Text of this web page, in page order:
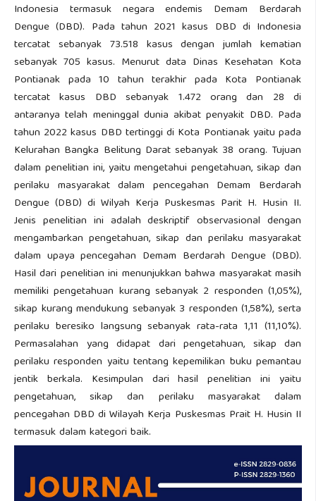
Indonesia termasuk negara endemis Demam Berdarah
Dengue (DBD). Pada tahun 2021 kasus DBD di Indonesia
tercatat sebanyak 73.518 kasus dengan jumlah kematian
sebanyak 705 kasus. Menurut data Dinas Kesehatan Kota
Pontianak pada 10 tahun terakhir pada Kota Pontianak
tercatat kasus DBD sebanyak 1.472 orang dan 28 di
antaranya telah meninggal dunia akibat penyakit DBD. Pada
tahun 2022 kasus DBD tertinggi di Kota Pontianak yaitu pada
Kelurahan Bangka Belitung Darat sebanyak 38 orang. Tujuan
dalam penelitian ini, yaitu mengetahui pengetahuan, sikap dan
perilaku masyarakat dalam pencegahan Demam Berdarah
Dengue (DBD) di Wilyah Kerja Puskesmas Parit H. Husin II.
Jenis penelitian ini adalah deskriptif observasional dengan
mengambarkan pengetahuan, sikap dan perilaku masyarakat
dalam upaya pencegahan Demam Berdarah Dengue (DBD).
Hasil dari penelitian ini menunjukkan bahwa masyarakat masih
memiliki pengetahuan kurang sebanyak 2 responden (1,05%),
sikap kurang mendukung sebanyak 3 responden (1,58%), serta
perilaku beresiko langsung sebanyak rata-rata 1,11 (11,10%).
Permasalahan yang didapat dari pengetahuan, sikap dan
perilaku responden yaitu tentang kepemilikan buku pemantau
jentik berkala. Kesimpulan dari hasil penelitian ini yaitu
pengetahuan, sikap dan perilaku masyarakat dalam
pencegahan DBD di Wilayah Kerja Puskesmas Prait H. Husin II
termasuk dalam kategori baik.